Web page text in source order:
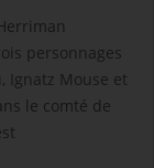
personnages
Ignatz Mouse et
le comté de